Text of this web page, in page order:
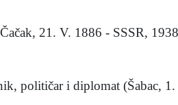
21. V. 1886 - SSSR,
političar i diplomat (Šabac,